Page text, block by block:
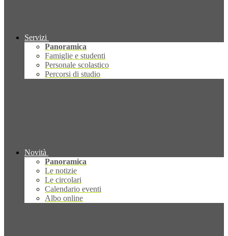
Servizi
Panoramica
Famiglie e studenti
Personale scolastico
Percorsi di studio
Novità
Panoramica
Le notizie
Le circolari
Calendario eventi
Albo online